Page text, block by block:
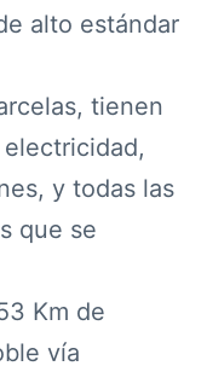
alto estándar
tienen
y todas las
que se
Km de
vía